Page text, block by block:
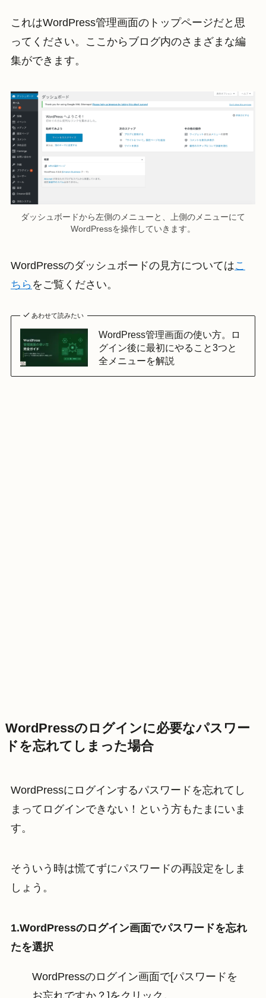
これはWordPress管理画面のトップページだと思
ってください。ここからブログ内のさまざまな編
集ができます。
ダッシュボードから左側のメニューと、上側のメニューにて
WordPressを操作していきます。
WordPressのダッシュボードの見方についてはこ
ちら をご覧ください。
あわせて読みたい
WordPress管理画面の使い方。ロ
グイン後に最初にやること3つと
全メニューを解説
WordPressのログインに必要なパスワー
ドを忘れてしまった場合
WordPressにログインするパスワードを忘れてし
まってログインできない！という方もたまにいま
す。
そういう時は慌てずにパスワードの再設定をしま
しょう。
1.WordPressのログイン画面でパスワードを忘れ
たを選択
WordPressのログイン画面で[パスワードを
お忘れですか？]をクリック。